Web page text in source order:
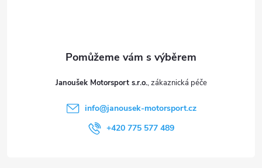
Janoušek Motorsport s.r.o.
info@janousek-motorsport.cz
+420 775 577 489